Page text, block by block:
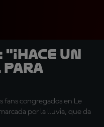
un
fans congregados en Le
por la lluvia, que da